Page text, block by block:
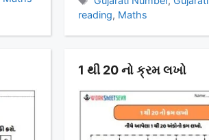
reading, Maths
1 થી 20 નો ક્રમ લખો